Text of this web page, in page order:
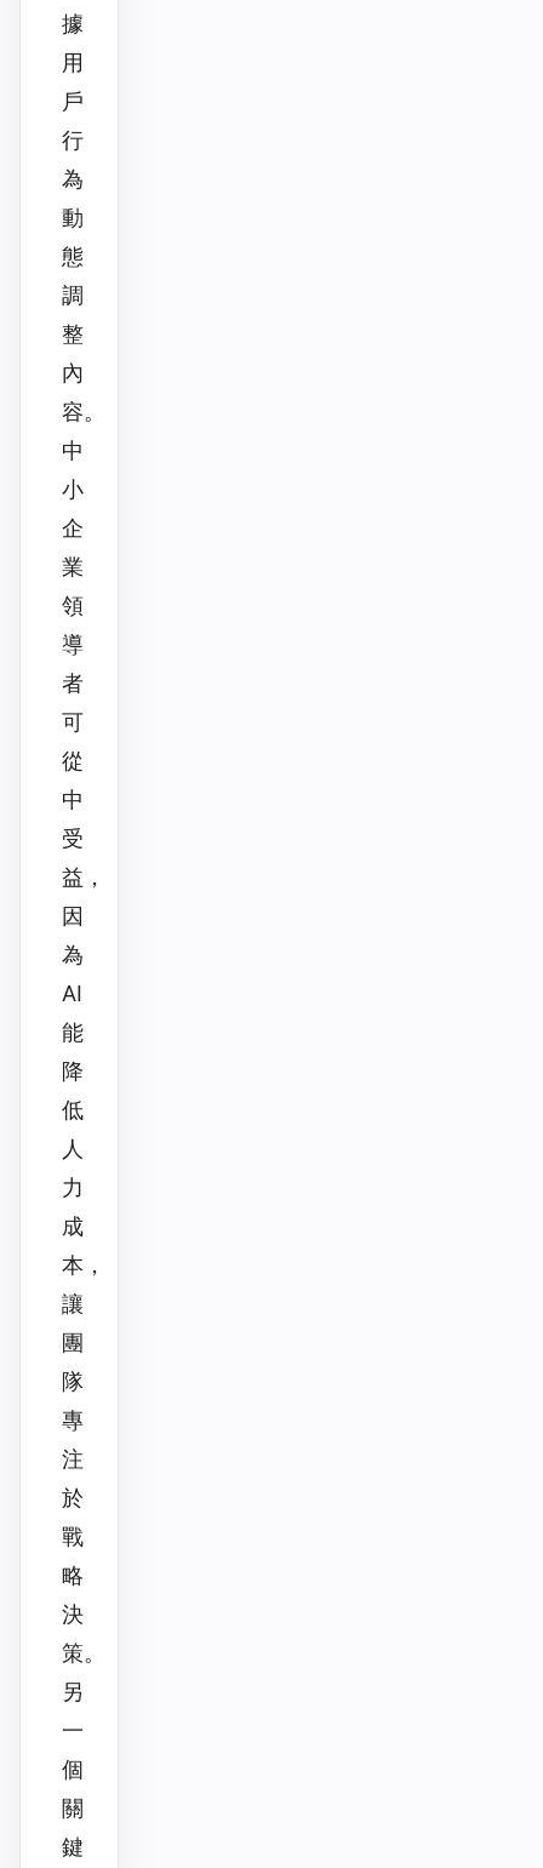
據
用
戶
行
為
動
態
調
整
內
容。
中
小
企
業
領
導
者
可
從
中
受
益，
因
為
AI
能
降
低
人
力
成
本，
讓
團
隊
專
注
於
戰
略
決
策。
另
一
個
關
鍵